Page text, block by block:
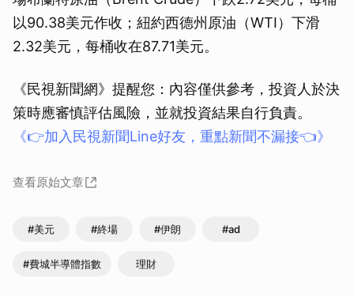
以90.38美元作收；紐約西德州原油（WTI）下滑
2.32美元，每桶收在87.71美元。
《民視新聞網》提醒您：內容僅供參考，投資人於決
策時應審慎評估風險，並就投資結果自行負責。
《👉加入民視新聞Line好友，重點新聞不漏接👈》
查看原始文章
#美元 #終場 #伊朗 #ad
#費城半導體指數 理財